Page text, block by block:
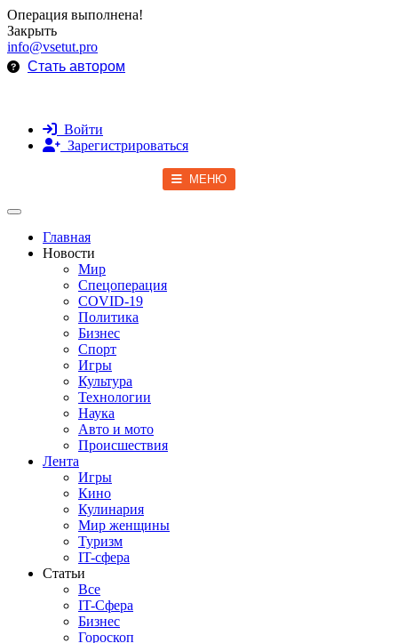
Операция выполнена!
Закрыть
info@vsetut.pro
Стать автором
Войти
Зарегистрироваться
МЕНЮ
Toggle navigation
Главная
Новости
Мир
Спецоперация
COVID-19
Политика
Бизнес
Спорт
Игры
Культура
Технологии
Наука
Авто и мото
Происшествия
Лента
Игры
Кино
Кулинария
Мир женщины
Туризм
IT-сфера
Статьи
Все
IT-Сфера
Бизнес
Гороскоп